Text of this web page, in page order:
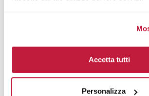
Accetta tutti
Personalizza
funzionalità quotidiana in un
sulla tua scrivania o nella...
prezzo da € 0,30